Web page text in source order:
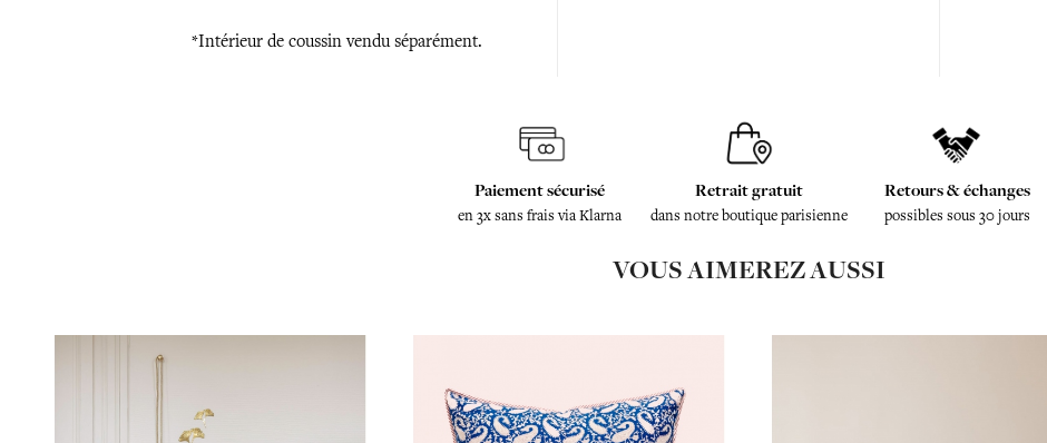
*Intérieur de coussin vendu séparément.
Paiement sécurisé
en 3x sans frais via Klarna
Retrait gratuit
dans notre boutique parisienne
Retours & échanges
possibles sous 30 jours
VOUS AIMEREZ AUSSI